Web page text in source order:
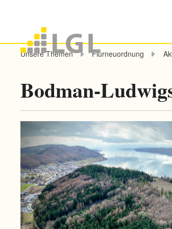
Unsere Themen Flurneuordnung
Bodman-